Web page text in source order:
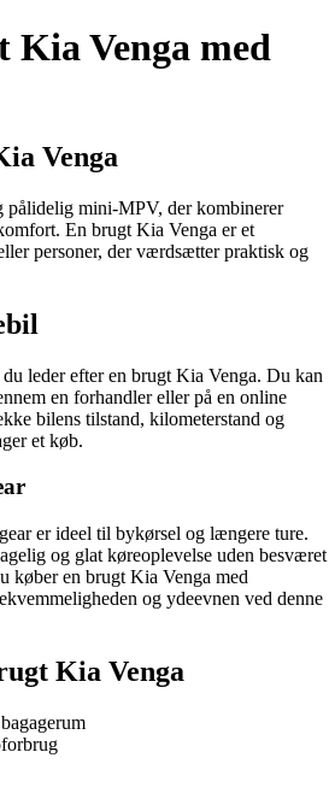
Kia Venga med
Venga
pålidelig mini-MPV, der kombinerer
En brugt Kia Venga er et
personer, der værdsætter praktisk og
leder efter en brugt Kia Venga. Du kan
en forhandler eller på en online
bilens tilstand, kilometerstand og
et køb.
er ideel til bykørsel og længere ture.
og glat køreoplevelse uden besværet
køber en brugt Kia Venga med
og ydeevnen ved denne
Kia Venga